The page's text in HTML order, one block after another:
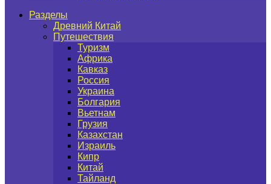
Разделы
Древний Китай
Путешествия
Туризм
Африка
Кавказ
Россия
Украина
Болгария
Вьетнам
Грузия
Казахстан
Израиль
Кипр
Китай
Тайланд